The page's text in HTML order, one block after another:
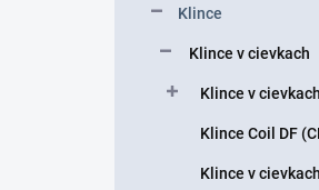
Klince
Klince v cievkach
Klince v
Klince Coil DF
Klince v